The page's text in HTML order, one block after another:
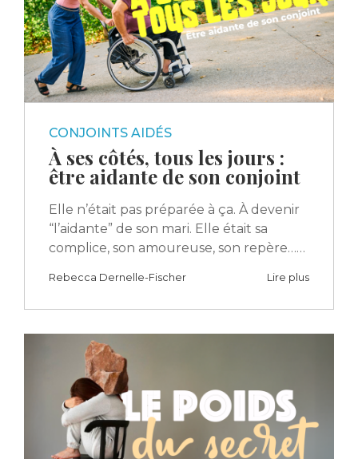
CONJOINTS AIDÉS
À ses côtés, tous les jours :
être aidante de son conjoint
Elle n’était pas préparée à ça. À devenir
“l’aidante” de son mari. Elle était sa
complice, son amoureuse, son repère……
Rebecca Dernelle-Fischer Lire plus